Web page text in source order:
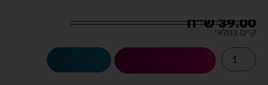
39.00ש"ח
קיים במלאי
הוספה לסל